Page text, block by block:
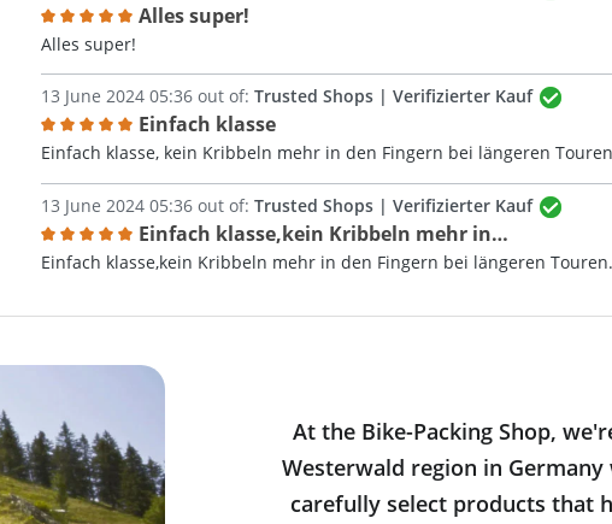
Review with rating of 5 out of 5 stars
Alles super!
Alles super!
13 June 2024 05:36 out of: Trusted Shops | Verifizierter Kauf
Review with rating of 5 out of 5 stars
Einfach klasse
Einfach klasse, kein Kribbeln mehr in den Fingern bei längeren
13 June 2024 05:36 out of: Trusted Shops | Verifizierter Kauf
Review with rating of 5 out of 5 stars
Einfach klasse,kein Kribbeln mehr in…
Einfach klasse,kein Kribbeln mehr in den Fingern bei längeren
At the Bike-Packing Shop,
Westerwald region in
carefully select products that